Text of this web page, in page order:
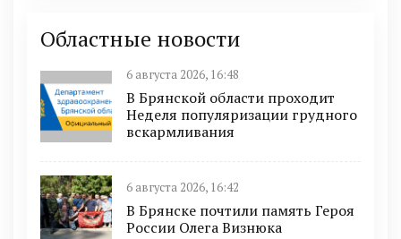
Областные новости
6 августа 2026, 16:48
В Брянской области проходит
Неделя популяризации грудного
вскармливания
6 августа 2026, 16:42
В Брянске почтили память Героя
России Олега Визнюка